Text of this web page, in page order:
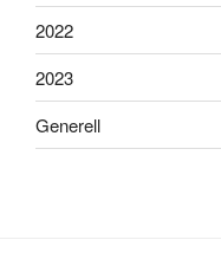
2022
2023
Generell